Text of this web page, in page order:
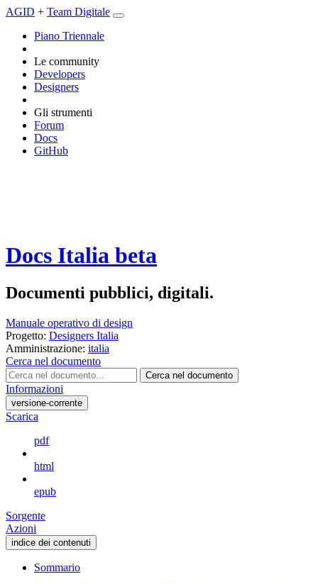
AGID + Team Digitale
Piano Triennale
Le community
Developers
Designers
Gli strumenti
Forum
Docs
GitHub
Docs Italia beta
Documenti pubblici, digitali.
Manuale operativo di design
Progetto: Designers Italia
Amministrazione: italia
Cerca nel documento
Cerca nel documento
Informazioni
versione-corrente
Scarica
pdf
html
epub
Sorgente
Azioni
indice dei contenuti
Sommario